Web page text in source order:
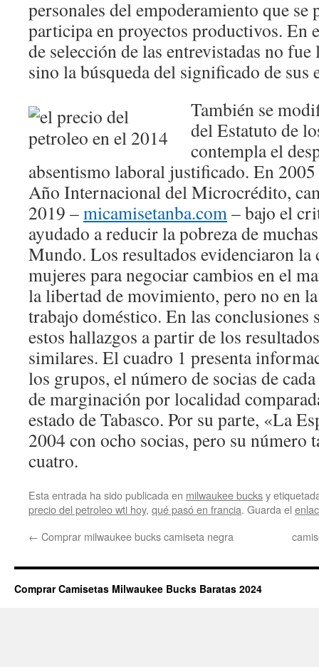
personales del empoderamiento que se
participa en proyectos productivos. En
de selección de las entrevistadas no
sino la búsqueda del significado de sus
También se
del Estatuto de
contempla el
absentismo laboral justificado. En
Año Internacional del Microcrédito,
2019 –micamisetanba.com– bajo el
ayudado a reducir la pobreza de
Mundo. Los resultados evidenciaron la
mujeres para negociar cambios en el
la libertad de movimiento, pero no en
trabajo doméstico. En las conclusiones
estos hallazgos a partir de los
similares. El cuadro 1 presenta
los grupos, el número de socias de
de marginación por localidad
estado de Tabasco. Por su parte, «La
2004 con ocho socias, pero su número
cuatro.
Esta entrada ha sido publicada en milwaukee bucksy
precio del petroleo wti hoy, qué pasó en francia. Guarda el
← Comprar milwaukee bucks camiseta negra
Comprar Camisetas Milwaukee Bucks Baratas 2024